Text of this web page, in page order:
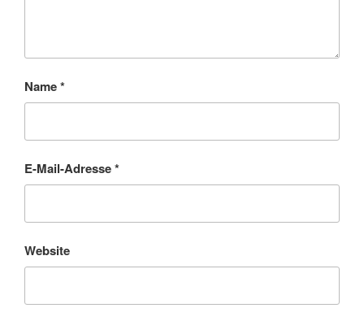
Name*
E-Mail-Adresse*
Website